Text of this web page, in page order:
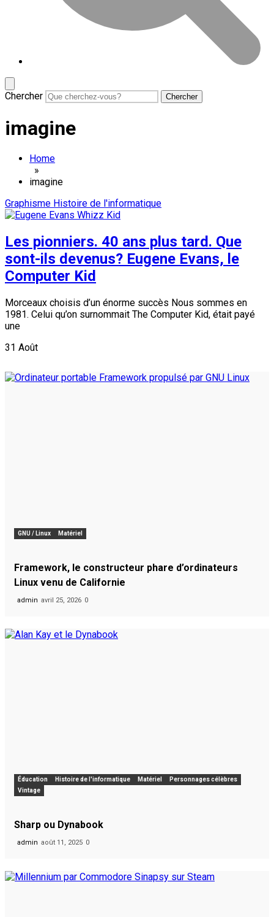
Chercher
imagine
Home
»
imagine
Graphisme Histoire de l'informatique
Les pionniers. 40 ans plus tard. Que
sont-ils devenus? Eugene Evans, le
Computer Kid
Morceaux choisis d’un énorme succès Nous sommes en
1981. Celui qu’on surnommait The Computer Kid, était payé
une
31 Août
GNU / Linux Matériel
Framework, le constructeur phare d’ordinateurs
Linux venu de Californie
admin avril 25, 2026 0
Éducation Histoire de l'informatique Matériel
Personnages célèbres
Vintage
Sharp ou Dynabook
admin août 11, 2025 0